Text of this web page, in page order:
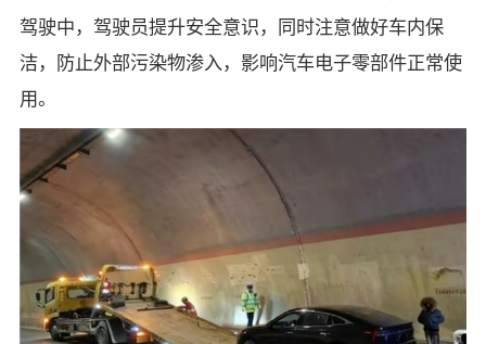
驾驶中，驾驶员提升安全意识，同时注意做好车内保
洁，防止外部污染物渗入，影响汽车电子零部件正常使
用。